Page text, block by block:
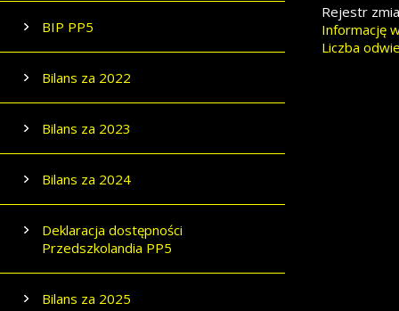
BIP PP5
Bilans za 2022
Bilans za 2023
Bilans za 2024
Deklaracja dostępności
Przedszkolandia PP5
Bilans za 2025
Rejestr
Informację
Liczba